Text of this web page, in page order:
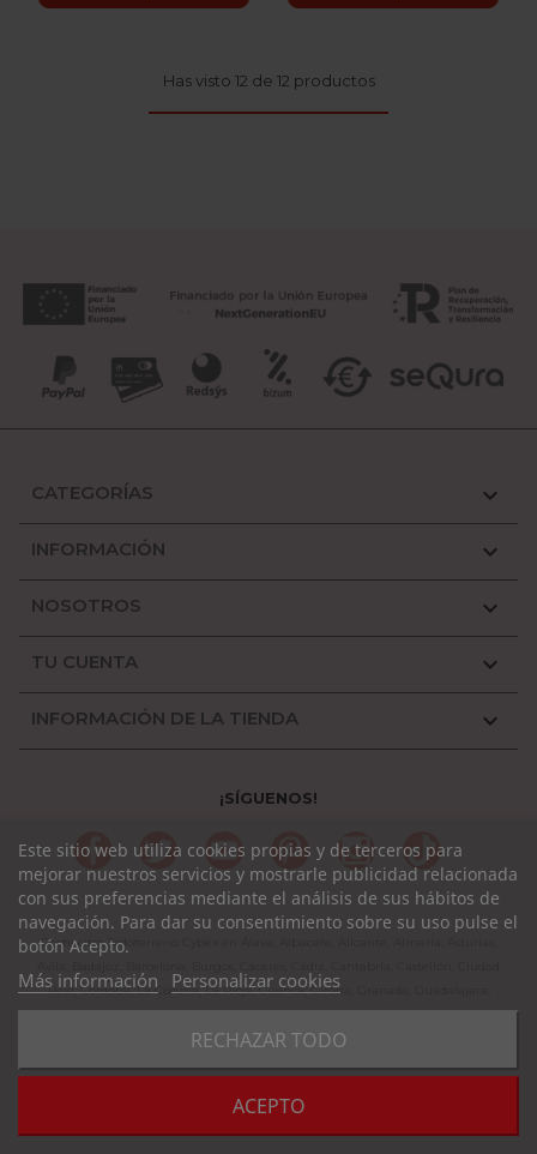
Has visto 12 de 12 productos
CATEGORÍAS 
INFORMACIÓN 
NOSOTROS 
TU CUENTA 
INFORMACIÓN DE LA TIENDA 
¡SÍGUENOS!
FacebookTwitter YouTubePinterestInstagramTikTok
Este sitio web utiliza cookies propias y de terceros para
mejorar nuestros servicios y mostrarle publicidad relacionada
con sus preferencias mediante el análisis de sus hábitos de
navegación. Para dar su consentimiento sobre su uso pulse el
botón Acepto.
Más información Personalizar cookies
RECHAZAR TODO
ACEPTO
Cochecitos Todoterreno Cybex en Álava, Albacete, Alicante, Almería, Asturias,
Real, Córdoba, La Coruña, La Rioja, Cuenca, Girona, Granada, Guadalajara,
Guipuzcoa, Huelva, Huesca, Jaen, León, Lleida, Lugo, Madrid, Málaga, Murcia,
Navarra, Orense, Palencia, Pontevedra, Rioja, Salamanca, Segovia, Sevilla,